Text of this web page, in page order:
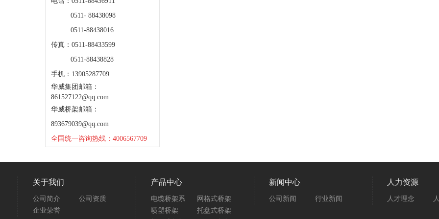
0511- 88438098
0511-88438016
传真：0511-88433599
0511-88438828
手机：13905287709
华威集团邮箱：
861527122@qq.com
华威桥架邮箱：
893679039@qq.com
全国统一咨询热线：4006567709
关于我们
公司简介
公司资质
企业荣誉
产品中心
电缆桥架系
网格式桥架
喷塑桥架
托盘式桥架
新闻中心
公司新闻 行业新闻
人力资源
人才理念